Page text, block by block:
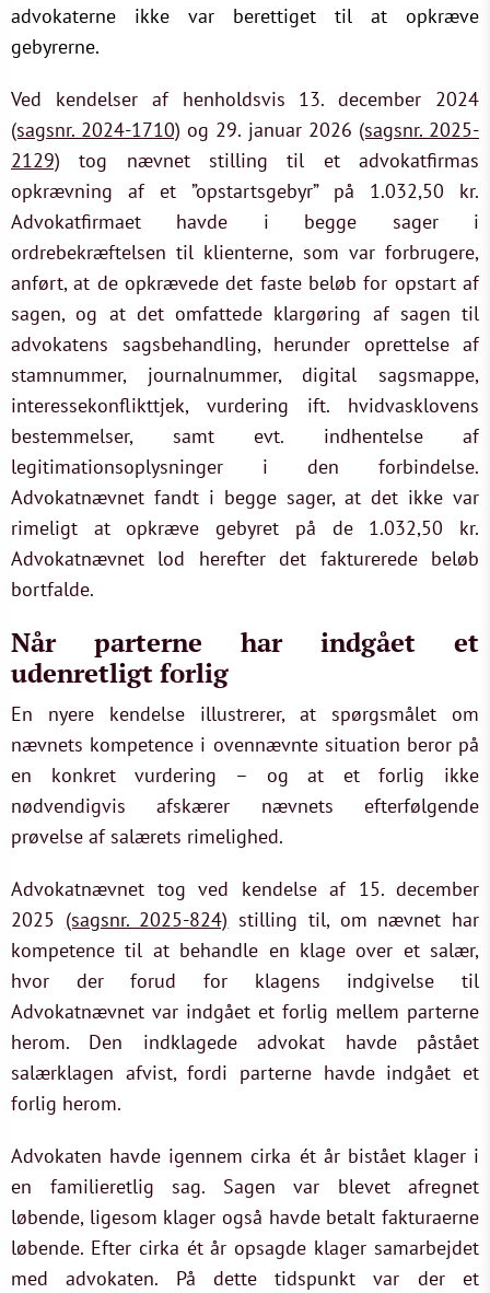
advokaterne ikke var berettiget til at opkræve
gebyrerne.
Ved kendelser af henholdsvis 13. december 2024
(sagsnr. 2024-1710) og 29. januar 2026 (sagsnr. 2025-
2129) tog nævnet stilling til et advokatfirmas
opkrævning af et ”opstartsgebyr” på 1.032,50 kr.
Advokatfirmaet havde i begge sager i
ordrebekræftelsen til klienterne, som var forbrugere,
anført, at de opkrævede det faste beløb for opstart af
sagen, og at det omfattede klargøring af sagen til
advokatens sagsbehandling, herunder oprettelse af
stamnummer, journalnummer, digital sagsmappe,
interessekonflikttjek, vurdering ift. hvidvasklovens
bestemmelser, samt evt. indhentelse af
legitimationsoplysninger i den forbindelse.
Advokatnævnet fandt i begge sager, at det ikke var
rimeligt at opkræve gebyret på de 1.032,50 kr.
Advokatnævnet lod herefter det fakturerede beløb
bortfalde.
Når parterne har indgået et
udenretligt forlig
En nyere kendelse illustrerer, at spørgsmålet om
nævnets kompetence i ovennævnte situation beror på
en konkret vurdering – og at et forlig ikke
nødvendigvis afskærer nævnets efterfølgende
prøvelse af salærets rimelighed.
Advokatnævnet tog ved kendelse af 15. december
2025 (sagsnr. 2025-824) stilling til, om nævnet har
kompetence til at behandle en klage over et salær,
hvor der forud for klagens indgivelse til
Advokatnævnet var indgået et forlig mellem parterne
herom. Den indklagede advokat havde påstået
salærklagen afvist, fordi parterne havde indgået et
forlig herom.
Advokaten havde igennem cirka ét år bistået klager i
en familieretlig sag. Sagen var blevet afregnet
løbende, ligesom klager også havde betalt fakturaerne
løbende. Efter cirka ét år opsagde klager samarbejdet
med advokaten. På dette tidspunkt var der et